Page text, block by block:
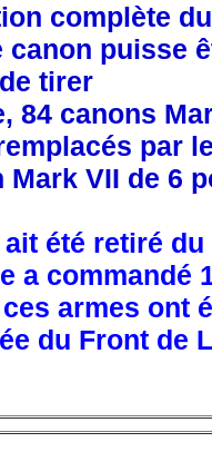
complète
puisse
tirer
84 canons
par
Mark VII de 6
été retiré
a commandé
armes ont
du Front de